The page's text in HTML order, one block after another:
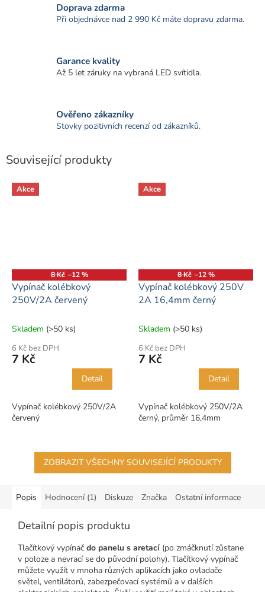
Doprava zdarma
Při objednávce nad 2 990 Kč máte dopravu zdarma.
Garance kvality
Až 5 let záruky na vybraná LED svítidla.
Ověřeno zákazníky
Stovky pozitivních recenzí od zákazníků.
Související produkty
Akce
8 Kč –12 %
Vypínač kolébkový
250V/2A červený
Skladem (>50 ks)
6 Kč bez DPH
7 Kč
Detail
Vypínač kolébkový 250V/2A
červený
Akce
8 Kč –12 %
Vypínač kolébkový 250V
2A 16,4mm černý
Skladem (>50 ks)
6 Kč bez DPH
7 Kč
Detail
Vypínač kolébkový 250V/2A
černý, průměr 16,4mm
ZOBRAZIT VŠECHNY SOUVISEJÍCÍ PRODUKTY
Popis Hodnocení (1) Diskuze Značka Ostatní informace
Detailní popis produktu
Tlačítkový vypínač do panelu s aretací (po zmáčknutí zůstane
v poloze a nevrací se do původní polohy). Tlačítkový vypínač
můžete využít v mnoha různých aplikacích jako ovladače
světel, ventilátorů, zabezpečovací systémů a v dalších